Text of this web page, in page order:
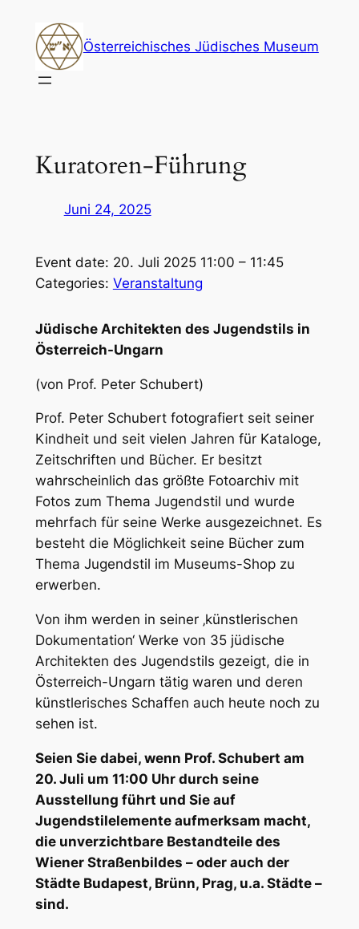
Inhalt
springen
Österreichisches Jüdisches Museum
Kuratoren-Führung
Juni 24, 2025
Event date: 20. Juli 2025 11:00 – 11:45
Categories: Veranstaltung
Jüdische Architekten des Jugendstils in
Österreich-Ungarn
(von Prof. Peter Schubert)
Prof. Peter Schubert fotografiert seit seiner
Kindheit und seit vielen Jahren für Kataloge,
Zeitschriften und Bücher. Er besitzt
wahrscheinlich das größte Fotoarchiv mit
Fotos zum Thema Jugendstil und wurde
mehrfach für seine Werke ausgezeichnet. Es
besteht die Möglichkeit seine Bücher zum
Thema Jugendstil im Museums-Shop zu
erwerben.
Von ihm werden in seiner ‚künstlerischen
Dokumentation‘ Werke von 35 jüdische
Architekten des Jugendstils gezeigt, die in
Österreich-Ungarn tätig waren und deren
künstlerisches Schaffen auch heute noch zu
sehen ist.
Seien Sie dabei, wenn Prof. Schubert am
20. Juli um 11:00 Uhr durch seine
Ausstellung führt und Sie auf
Jugendstilelemente aufmerksam macht,
die unverzichtbare Bestandteile des
Wiener Straßenbildes – oder auch der
Städte Budapest, Brünn, Prag, u.a. Städte –
sind.